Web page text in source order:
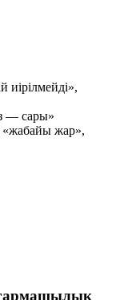
— сары»
«жабайы жар»,